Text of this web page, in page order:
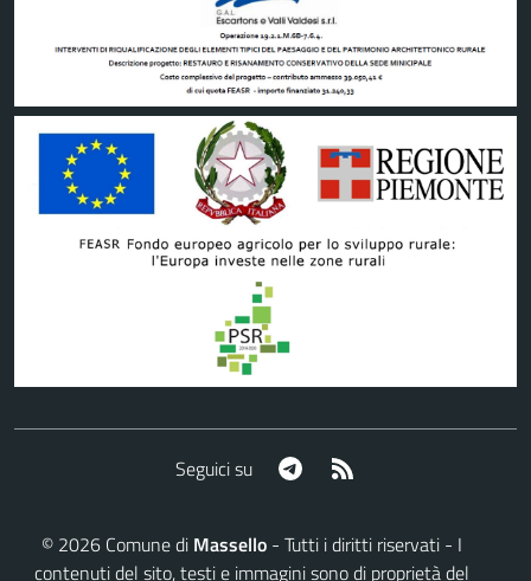
Seguici su Telegram
© 2026Comune di Massello- Tutti i diritti riservati - I
contenuti del sito, testi e immagini sono di proprietà del